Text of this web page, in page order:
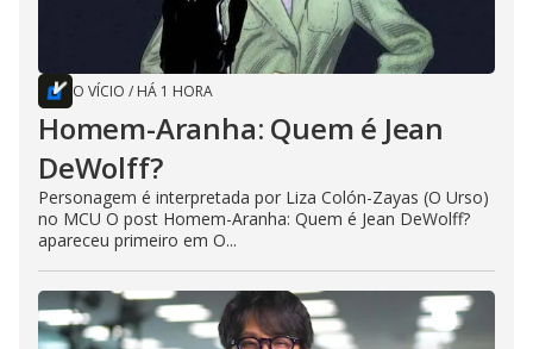
O VÍCIO / HÁ 1 HORA
Homem-Aranha: Quem é Jean
DeWolff?
Personagem é interpretada por Liza Colón-Zayas (O Urso)
no MCU O post Homem-Aranha: Quem é Jean DeWolff?
apareceu primeiro em O...